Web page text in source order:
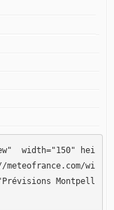
width="150" hei
wi
Montpell